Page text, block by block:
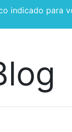
indicado para